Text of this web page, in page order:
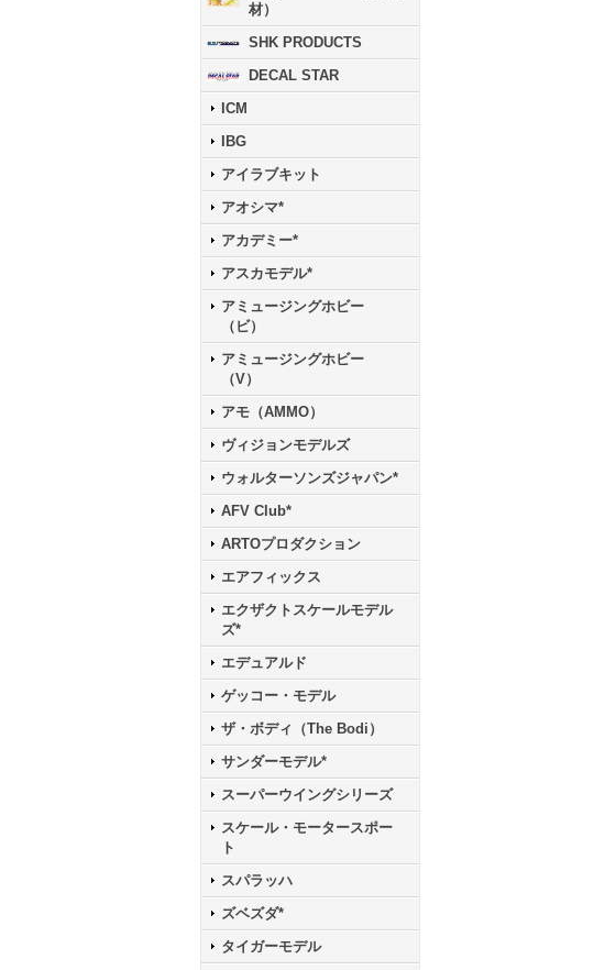
材）
SHK PRODUCTS
DECAL STAR
ICM
IBG
アイラブキット
アオシマ*
アカデミー*
アスカモデル*
アミュージングホビー
（ビ）
アミュージングホビー
（V）
アモ（AMMO）
ヴィジョンモデルズ
ウォルターソンズジャパン*
AFV Club*
ARTOプロダクション
エアフィックス
エクザクトスケールモデル
ズ*
エデュアルド
ゲッコー・モデル
ザ・ボディ（The Bodi）
サンダーモデル*
スーパーウイングシリーズ
スケール・モータースポー
ト
スパラッハ
ズベズダ*
タイガーモデル